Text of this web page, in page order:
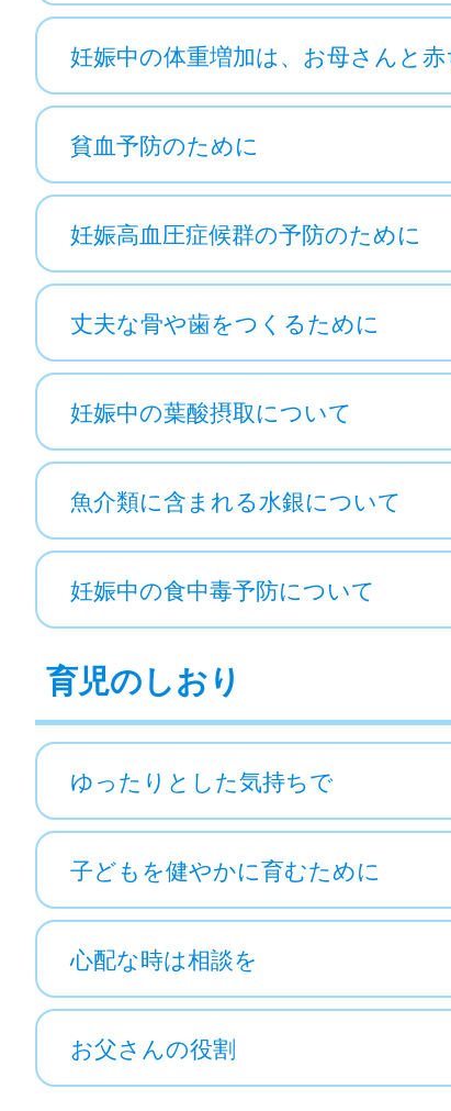
妊娠中の体重増加は、お母さんと
貧血予防のために
妊娠高血圧症候群の予防のために
丈夫な骨や歯をつくるために
妊娠中の葉酸摂取について
魚介類に含まれる水銀について
妊娠中の食中毒予防について
育児のしおり
ゆったりとした気持ちで
子どもを健やかに育むために
心配な時は相談を
お父さんの役割